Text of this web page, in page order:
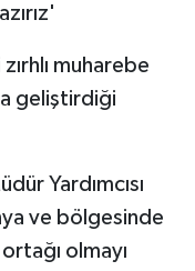
muharebe
geliştirdiği
Yardımcısı
ve bölgesinde
olmayı